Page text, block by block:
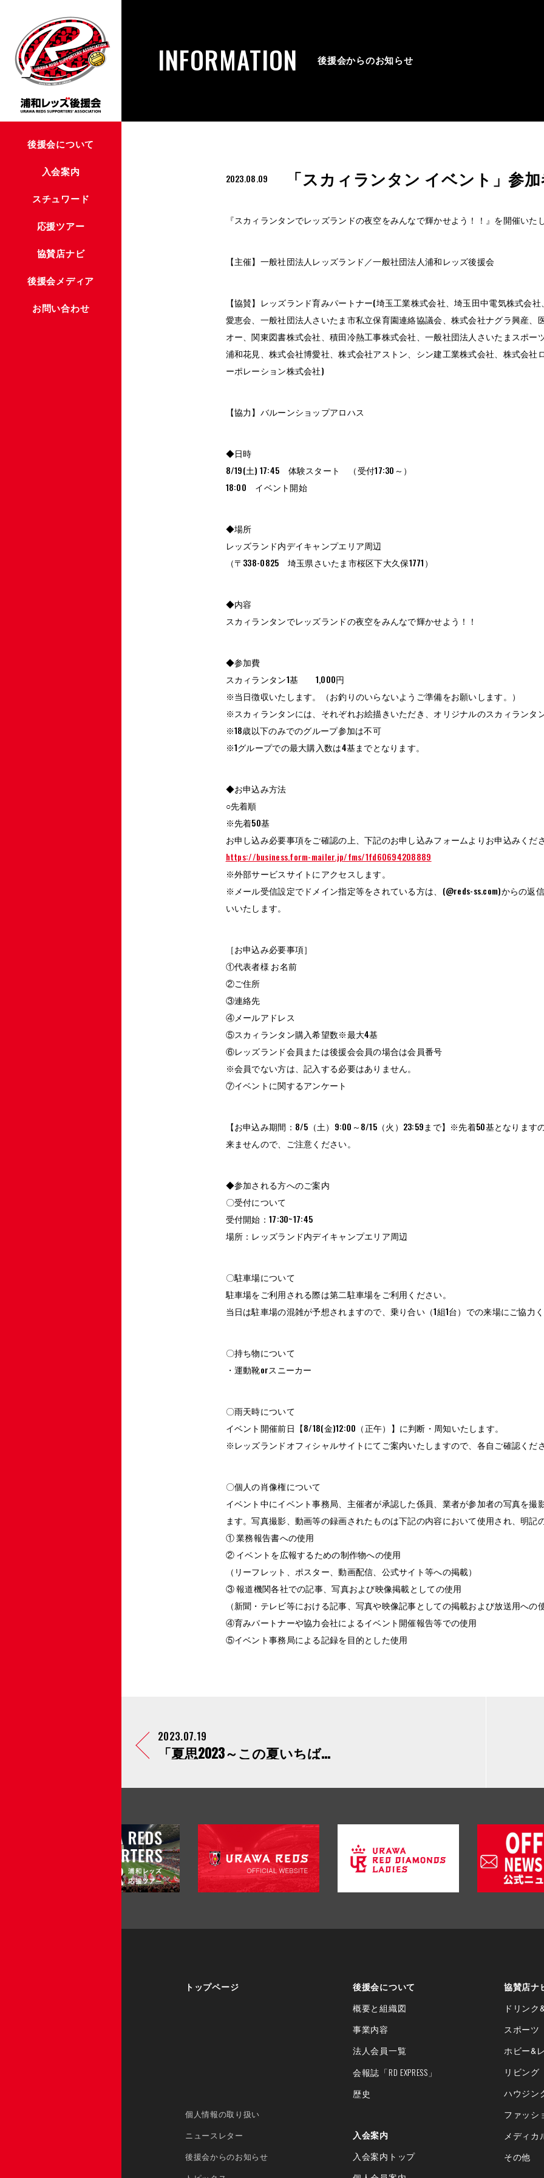
後援会について
入会案内
スチュワード
応援ツアー
協賛店ナビ
後援会メディア
お問い合わせ
INFORMATION 後援会からのお知らせ
2023.08.09 「スカィランタン イベント」参加
『スカィランタンでレッズランドの夜空をみんなで輝かせよう！！』を開催いたし
【主催】一般社団法人レッズランド／一般社団法人浦和レッズ後援会
【協賛】レッズランド育みパートナー(埼玉工業株式会社、埼玉田中電気株式会
愛恵会、一般社団法人さいたま市私立保育園連絡協議会、株式会社ナグラ興産、
オー、関東図書株式会社、積田冷熱工事株式会社、一般社団法人さいたまスポー
浦和花見、株式会社博愛社、株式会社アストン、シン建工業株式会社、株式会社
ーポレーション株式会社)
【協力】バルーンショップアロハス
◆日時
8/19(土) 17:45 体験スタート （受付17:30～）
18:00 イベント開始
◆場所
レッズランド内デイキャンプエリア周辺
（〒338-0825 埼玉県さいたま市桜区下大久保1771）
◆内容
スカィランタンでレッズランドの夜空をみんなで輝かせよう！！
◆参加費
スカィランタン1基 1,000円
※当日徴収いたします。（お釣りのいらないようご準備をお願いします。）
※スカィランタンには、それぞれお絵描きいただき、オリジナルのスカィランタ
※18歳以下のみでのグループ参加は不可
※1グループでの最大購入数は4基までとなります。
◆お申込み方法
○先着順
※先着50基
お申し込み必要事項をご確認の上、下記のお申し込みフォームよりお申込みくださ
https://business.form-mailer.jp/fms/1fd60694208889
※外部サービスサイトにアクセスします。
※メール受信設定でドメイン指定等をされている方は、(@reds-ss.com)からの返
いいたします。
［お申込み必要事項］
①代表者様 お名前
②ご住所
③連絡先
④メールアドレス
⑤スカィランタン購入希望数※最大4基
⑥レッズランド会員または後援会会員の場合は会員番号
※会員でない方は、記入する必要はありません。
⑦イベントに関するアンケート
【お申込み期間：8/5（土）9:00～8/15（火）23:59まで】※先着50基となります
来ませんので、ご注意ください。
◆参加される方へのご案内
〇受付について
受付開始：17:30~17:45
場所：レッズランド内デイキャンプエリア周辺
〇駐車場について
駐車場をご利用される際は第二駐車場をご利用ください。
当日は駐車場の混雑が予想されますので、乗り合い（1組1台）での来場にご協力く
〇持ち物について
・運動靴orスニーカー
〇雨天時について
イベント開催前日【8/18(金)12:00（正午）】に判断・周知いたします。
※レッズランドオフィシャルサイトにてご案内いたしますので、各自ご確認くださ
〇個人の肖像権について
イベント中にイベント事務局、主催者が承認した係員、業者が参加者の写真を撮
ます。写真撮影、動画等の録画されたものは下記の内容において使用され、明記
① 業務報告書への使用
② イベントを広報するための制作物への使用
（リーフレット、ポスター、動画配信、公式サイト等への掲載）
③ 報道機関各社での記事、写真および映像掲載としての使用
（新聞・テレビ等における記事、写真や映像記事としての掲載および放送用への使
④育みパートナーや協力会社によるイベント開催報告等での使用
⑤イベント事務局による記録を目的とした使用
2023.07.19
「夏思2023～この夏いちばんの思い出を作ろう！～」開催！
トップページ
入会案内
入会案内トップ
後援会について
概要と組織図
事業内容
法人会員一覧
会報誌 「RD EXPRESS」
歴史
協賛店ナ
ドリンク
スポーツ
ホビー&
リビング
ハウジン
ファッシ
メディカ
その他
個人情報の取り扱い
ニュースレター
後援会からのお知らせ